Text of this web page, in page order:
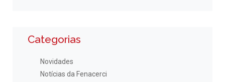
Categorias
Novidades
Notícias da Fenacerci